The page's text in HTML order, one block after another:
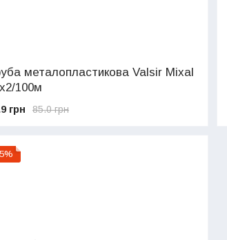
металопластикова Valsir Mixal
100м
85.0 грн
грн